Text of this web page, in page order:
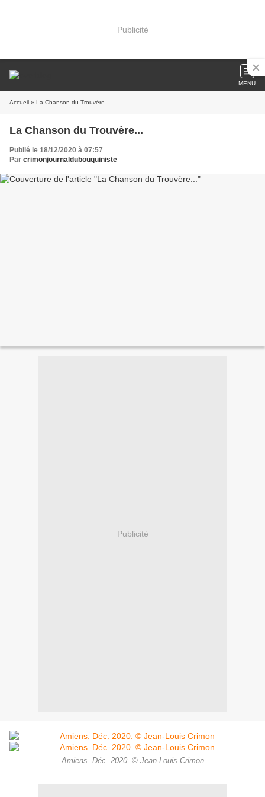
Publicité
MENU
Accueil » La Chanson du Trouvère...
La Chanson du Trouvère...
Publié le 18/12/2020 à 07:57
Par crimonjournaldubouquiniste
Publicité
Amiens. Déc. 2020. © Jean-Louis Crimon